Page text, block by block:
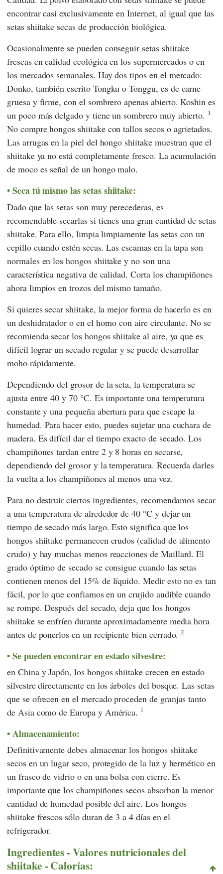
encontrar casi exclusivamente en Internet, al igual que las
setas shiitake secas de producción biológica.
Ocasionalmente se pueden conseguir setas shiitake
frescas en calidad ecológica en los supermercados o en
los mercados semanales. Hay dos tipos en el mercado:
Donko, también escrito Tongku o Tonggu, es de carne
gruesa y firme, con el sombrero apenas abierto. Koshin es
un poco más delgado y tiene un sombrero muy abierto. 1
No compre hongos shiitake con tallos secos o agrietados.
Las arrugas en la piel del hongo shiitake muestran que el
shiitake ya no está completamente fresco. La acumulación
de moco es señal de un hongo malo.
Seca tú mismo las setas shiitake:
Dado que las setas son muy perecederas, es
recomendable secarlas si tienes una gran cantidad de setas
shiitake. Para ello, limpia limpiamente las setas con un
cepillo cuando estén secas. Las escamas en la tapa son
normales en los hongos shiitake y no son una
característica negativa de calidad. Corta los champiñones
ahora limpios en trozos del mismo tamaño.
Si quieres secar shiitake, la mejor forma de hacerlo es en
un deshidratador o en el horno con aire circulante. No se
recomienda secar los hongos shiitake al aire, ya que es
difícil lograr un secado regular y se puede desarrollar
moho rápidamente.
Dependiendo del grosor de la seta, la temperatura se
ajusta entre 40 y 70 °C. Es importante una temperatura
constante y una pequeña abertura para que escape la
humedad. Para hacer esto, puedes sujetar una cuchara de
madera. Es difícil dar el tiempo exacto de secado. Los
champiñones tardan entre 2 y 8 horas en secarse,
dependiendo del grosor y la temperatura. Recuerda darles
la vuelta a los champiñones al menos una vez.
Para no destruir ciertos ingredientes, recomendamos secar
a una temperatura de alrededor de 40 °C y dejar un
tiempo de secado más largo. Esto significa que los
hongos shiitake permanecen crudos (calidad de alimento
crudo) y hay muchas menos reacciones de Maillard. El
grado óptimo de secado se consigue cuando las setas
contienen menos del 15% de líquido. Medir esto no es tan
fácil, por lo que confiamos en un crujido audible cuando
se rompe. Después del secado, deja que los hongos
shiitake se enfríen durante aproximadamente media hora
antes de ponerlos en un recipiente bien cerrado.2
Se pueden encontrar en estado silvestre:
en China y Japón, los hongos shiitake crecen en estado
silvestre directamente en los árboles del bosque. Las setas
que se ofrecen en el mercado proceden de granjas tanto
de Asia como de Europa y América. 1
Almacenamiento:
Definitivamente debes almacenar los hongos shiitake
secos en un lugar seco, protegido de la luz y hermético en
un frasco de vidrio o en una bolsa con cierre. Es
importante que los champiñones secos absorban la menor
cantidad de humedad posible del aire. Los hongos
shiitake frescos sólo duran de 3 a 4 días en el
refrigerador.
Ingredientes - Valores nutricionales del
shiitake - Calorías: